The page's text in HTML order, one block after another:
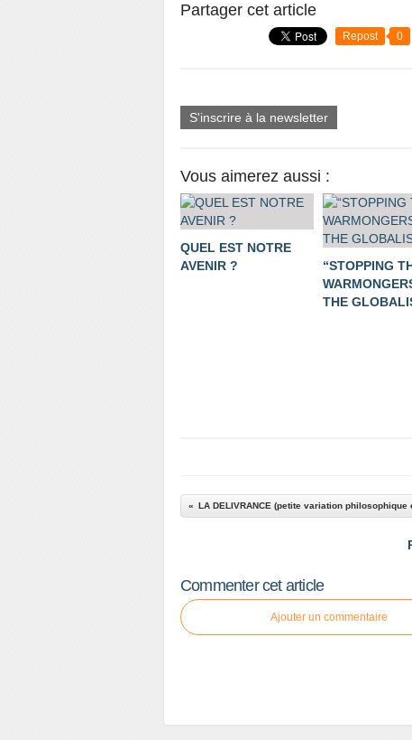
Partager cet article
Repost 0
S'inscrire à la newsletter
Vous aimerez aussi :
QUEL EST NOTRE
AVENIR ?
“STOPPING
THE
LA DELIVRANCE (petite variation philosophique
Commenter cet article
Ajouter un commentaire